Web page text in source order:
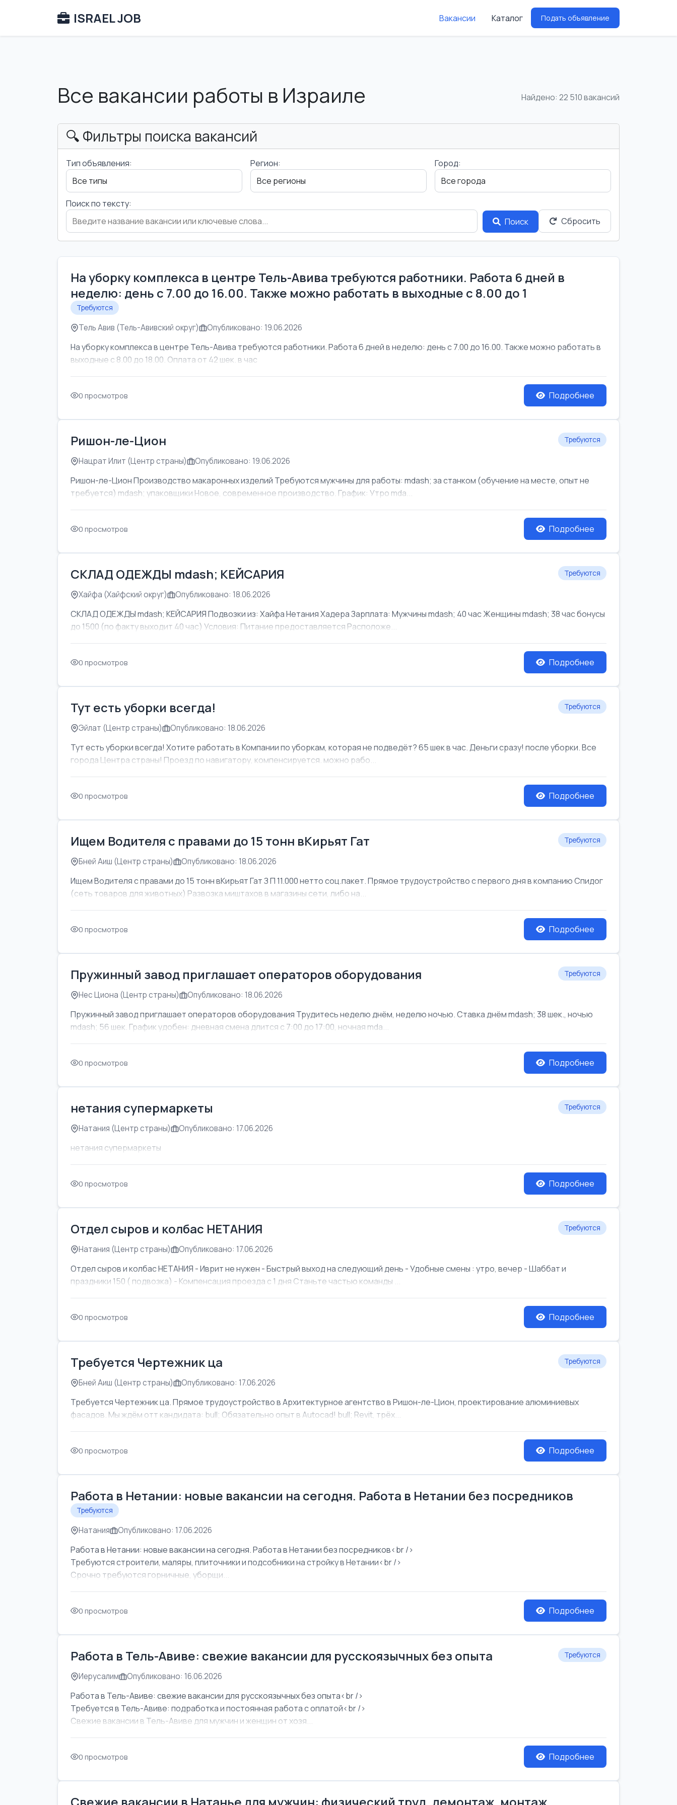
ISRAEL JOB Вакансии Каталог Подать объявление
Все вакансии работы в Израиле Найдено: 22 510 вакансий
🔍 Фильтры поиска вакансий
Тип объявления: Регион: Город:
Поиск по тексту:
Поиск
Сбросить
На уборку комплекса в центре Тель-Авива требуются работники. Работа 6 дней в
неделю: день с 7.00 до 16.00. Также можно работать в выходные с 8.00 до 1
Требуются
Тель Авив (Тель-Авивский округ) Опубликовано: 19.06.2026
На уборку комплекса в центре Тель-Авива требуются работники. Работа 6 дней в неделю: день с 7.00 до 16.00. Также можно работать в
выходные с 8.00 до 18.00. Оплата от 42 шек. в час
0 просмотров Подробнее
Ришон-ле-Цион Требуются
Нацрат Илит (Центр страны) Опубликовано: 19.06.2026
Ришон-ле-Цион Производство макаронных изделий Требуются мужчины для работы: mdash; за станком (обучение на месте, опыт не
требуется) mdash; упаковщики Новое, современное производство. График: Утро mda...
0 просмотров Подробнее
СКЛАД ОДЕЖДЫ mdash; КЕЙСАРИЯ Требуются
Хайфа (Хайфский округ) Опубликовано: 18.06.2026
СКЛАД ОДЕЖДЫ mdash; КЕЙСАРИЯ Подвозки из: Хайфа Нетания Хадера Зарплата: Мужчины mdash; 40 час Женщины mdash; 38 час бонусы
до 1500 (по факту выходит 40 час) Условия: Питание предоставляется Расположе...
0 просмотров Подробнее
Тут есть уборки всегда! Требуются
Эйлат (Центр страны) Опубликовано: 18.06.2026
Тут есть уборки всегда! Хотите работать в Компании по уборкам, которая не подведёт? 65 шек в час. Деньги сразу! после уборки. Все
города Центра страны! Проезд по навигатору, компенсируется. можно рабо...
0 просмотров Подробнее
Ищем Водителя с правами до 15 тонн вКирьят Гат Требуются
Бней Аиш (Центр страны) Опубликовано: 18.06.2026
Ищем Водителя с правами до 15 тонн вКирьят Гат З П 11.000 нетто соц.пакет. Прямое трудоустройство с первого дня в компанию Спидог
(сеть товаров для животных) Развозка миштахов в магазины сети, либо на...
0 просмотров Подробнее
Пружинный завод приглашает операторов оборудования Требуются
Нес Циона (Центр страны) Опубликовано: 18.06.2026
Пружинный завод приглашает операторов оборудования Трудитесь неделю днём, неделю ночью. Ставка днём mdash; 38 шек., ночью
mdash; 56 шек. График удобен: дневная смена длится с 7:00 до 17:00, ночная mda...
0 просмотров Подробнее
нетания супермаркеты Требуются
Натания (Центр страны) Опубликовано: 17.06.2026
нетания супермаркеты
0 просмотров Подробнее
Отдел сыров и колбас НЕТАНИЯ Требуются
Натания (Центр страны) Опубликовано: 17.06.2026
Отдел сыров и колбас НЕТАНИЯ - Иврит не нужен - Быстрый выход на следующий день - Удобные смены : утро, вечер - Шаббат и
праздники 150 ( подвозка) - Компенсация проезда с 1 дня Станьте частью команды ...
0 просмотров Подробнее
Требуется Чертежник ца Требуются
Бней Аиш (Центр страны) Опубликовано: 17.06.2026
Требуется Чертежник ца. Прямое трудоустройство в Архитектурное агентство в Ришон-ле-Цион, проектирование алюминиевых
фасадов. Мы ждём отт кандидата: bull; Обязательно опыт в Autocad! bull; Revit, трёх...
0 просмотров Подробнее
Работа в Нетании: новые вакансии на сегодня. Работа в Нетании без посредников
Требуются
Натания Опубликовано: 17.06.2026
Работа в Нетании: новые вакансии на сегодня. Работа в Нетании без посредников<br />
Требуются строители, маляры, плиточники и подсобники на стройку в Нетании<br />
Срочно требуются горничные, уборщи...
0 просмотров Подробнее
Работа в Тель-Авиве: свежие вакансии для русскоязычных без опыта Требуются
Иерусалим Опубликовано: 16.06.2026
Работа в Тель-Авиве: свежие вакансии для русскоязычных без опыта<br />
Требуется в Тель-Авиве: подработка и постоянная работа с оплатой<br />
Свежие вакансии в Тель-Авиве для мужчин и женщин от хозя...
0 просмотров Подробнее